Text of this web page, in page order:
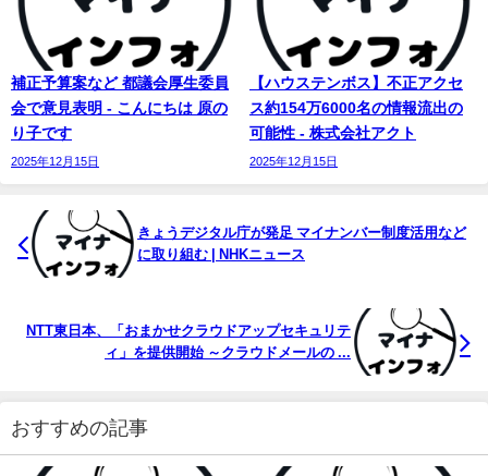
補正予算案など 都議会厚生委員
会で意見表明 - こんにちは 原の
り子です
2025年12月15日
【ハウステンボス】不正アクセ
ス約154万6000名の情報流出の
可能性 - 株式会社アクト
2025年12月15日
きょうデジタル庁が発足 マイナンバー制度活用など
に取り組む | NHKニュース
NTT東日本、「おまかせクラウドアップセキュリテ
ィ」を提供開始 ～クラウドメールの ...
おすすめの記事